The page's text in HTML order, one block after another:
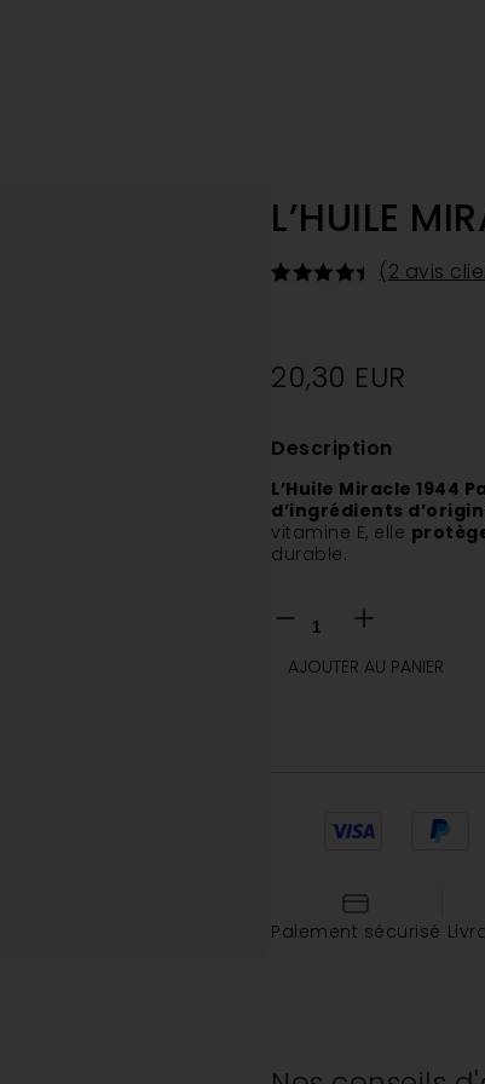
L’HUILE
notations
client
(2 avis
20,30 EUR
Description
L’Huile Miracle 1944
d’ingrédients
vitamine E, elle
durable.
AJOUTER AU PANIER
Paiement sécurisé